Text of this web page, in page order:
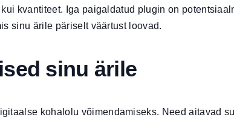
kvantiteet. Iga paigaldatud plugin on
sinu ärile päriselt väärtust loovad.
sinu ärile
kohalolu võimendamiseks. Need aitavad